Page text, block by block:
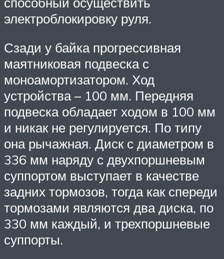
электроблокировку руля.
Сзади у байка прогрессивная
маятниковая подвеска с
моноамортизатором. Ход
устройства – 100 мм. Передняя
подвеска обладает ходом в 100 мм
и никак не регулируется. По типу
она рычажная. Диск с диаметром в
336 мм наряду с двухпоршневым
суппортом выступает в качестве
задних тормозов, тогда как спереди
тормозами являются два диска, по
330 мм каждый, и трехпоршневые
суппорты.